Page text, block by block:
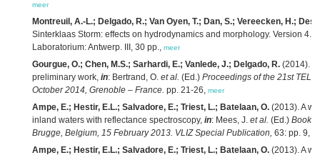
meer
Montreuil, A.-L.; Delgado, R.; Van Oyen, T.; Dan, S.; Vereecken, H.;
Sinterklaas Storm: effects on hydrodynamics and morphology. Version 4.0.
Laboratorium: Antwerp. III, 30 pp., meer
Gourgue, O.; Chen, M.S.; Sarhardi, E.; Vanlede, J.; Delgado, R. (2014).
preliminary work, in: Bertrand, O. et al. (Ed.) Proceedings of the 21st
October 2014, Grenoble – France. pp. 21-26, meer
Ampe, E.; Hestir, E.L.; Salvadore, E.; Triest, L.; Batelaan, O. (2013). A
inland waters with reflectance spectroscopy, in: Mees, J. et al. (Ed.) Book
Brugge, Belgium, 15 February 2013. VLIZ Special Publication, 63: pp. 9,
Ampe, E.; Hestir, E.L.; Salvadore, E.; Triest, L.; Batelaan, O. (2013). A